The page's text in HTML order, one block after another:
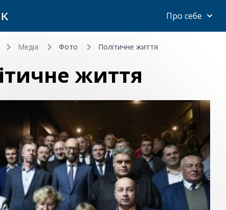
Про себе
Медіа Фото Політичне життя
життя